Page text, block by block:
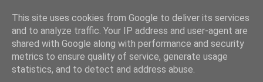
This site uses cookies from Google to deliver its services
and to analyze traffic. Your IP address and user-agent are
shared with Google along with performance and security
metrics to ensure quality of service, generate usage
statistics, and to detect and address abuse.